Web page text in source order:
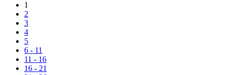
1
2
3
4
5
6 - 11
11 - 16
16 - 21